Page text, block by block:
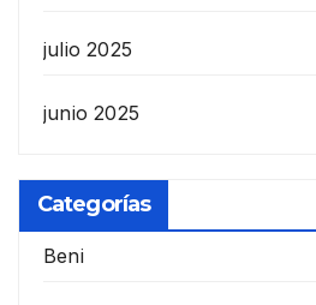
julio 2025
junio 2025
Categorías
Beni